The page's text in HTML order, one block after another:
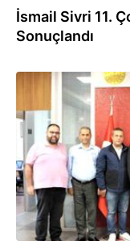
İsmail Sivri 11.
Sonuçlandı
07.11.2023